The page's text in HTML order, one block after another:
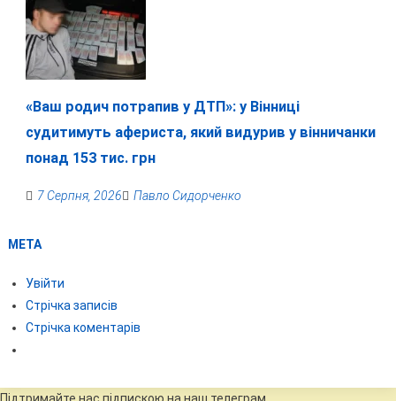
«Ваш родич потрапив у ДТП»: у Вінниці
судитимуть афериста, який видурив у вінничанки
понад 153 тис. грн
7 Серпня, 2026 Павло Сидорченко
МЕТА
Увійти
Стрічка записів
Стрічка коментарів